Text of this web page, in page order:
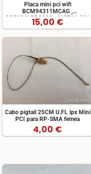
Placa mini pci wifi
BCM94311MCAG ,
CCS094LPD0066 , 412766-001
15,00 €
Cabo pigtail 25CM U.FL ipx Mini
PCI para RP-SMA femea
4,00 €